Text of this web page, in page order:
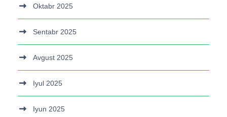
Oktabr 2025
Sentabr 2025
Avgust 2025
Iyul 2025
Iyun 2025